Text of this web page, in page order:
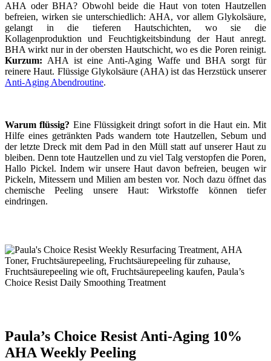
AHA oder BHA? Obwohl beide die Haut von toten Hautzellen
befreien, wirken sie unterschiedlich: AHA, vor allem Glykolsäure,
gelangt in die tieferen Hautschichten, wo sie die
Kollagenproduktion und Feuchtigkeitsbindung der Haut anregt.
BHA wirkt nur in der obersten Hautschicht, wo es die Poren reinigt.
Kurzum: AHA ist eine Anti-Aging Waffe und BHA sorgt für
reinere Haut. Flüssige Glykolsäure (AHA) ist das Herzstück unserer
Anti-Aging Abendroutine.
Warum flüssig? Eine Flüssigkeit dringt sofort in die Haut ein. Mit
Hilfe eines getränkten Pads wandern tote Hautzellen, Sebum und
der letzte Dreck mit dem Pad in den Müll statt auf unserer Haut zu
bleiben. Denn tote Hautzellen und zu viel Talg verstopfen die Poren,
Hallo Pickel. Indem wir unsere Haut davon befreien, beugen wir
Pickeln, Mitessern und Milien am besten vor. Noch dazu öffnet das
chemische Peeling unsere Haut: Wirkstoffe können tiefer
eindringen.
Paula’s Choice Resist Anti-Aging 10%
AHA Weekly Peeling